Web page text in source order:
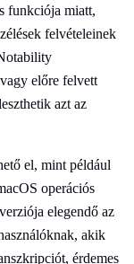
funkciója miatt,
felvételeinek
előre felvett
azt az
el, mint például
operációs
elegendő az
akik
érdemes